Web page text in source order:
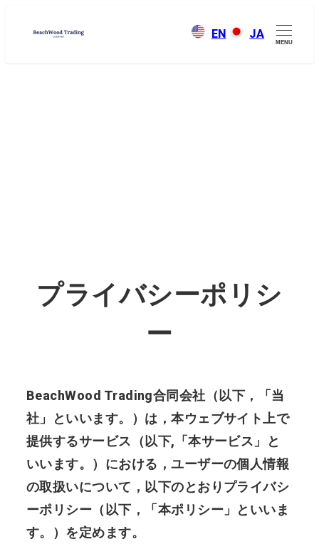
EN JA
MENU
プライバシーポリシ
ー
BeachWood Trading合同会社（以下，「当
社」といいます。）は，本ウェブサイト上で
提供するサービス（以下,「本サービス」と
いいます。）における，ユーザーの個人情報
の取扱いについて，以下のとおりプライバシ
ーポリシー（以下，「本ポリシー」といいま
す。）を定めます。